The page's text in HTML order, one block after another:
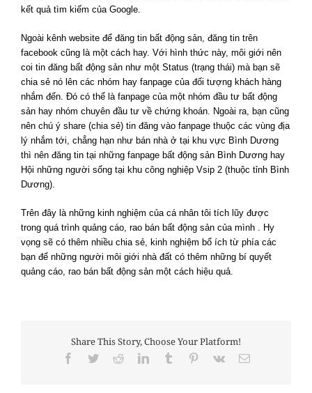
kết quả tìm kiếm của Google.
Ngoài kênh website để đăng tin bất động sản, đăng tin trên
facebook cũng là một cách hay. Với hình thức này, môi giới nên
coi tin đăng bất động sản như một Status (trạng thái) mà bạn sẽ
chia sẻ nó lên các nhóm hay fanpage của đối tượng khách hàng
nhắm đến. Đó có thể là fanpage của một nhóm đầu tư bất động
sản hay nhóm chuyên đầu tư về chứng khoán. Ngoài ra, bạn cũng
nên chú ý share (chia sẻ) tin đăng vào fanpage thuộc các vùng địa
lý nhắm tới, chẳng hạn như bán nhà ở tại khu vực Bình Dương
thì nên đăng tin tại những fanpage bất động sản Bình Dương hay
Hội những người sống tại khu công nghiệp Vsip 2 (thuộc tỉnh Bình
Dương).
Trên đây là những kinh nghiệm của cá nhân tôi tích lũy được
trong quá trình quảng cáo, rao bán bất động sản của mình . Hy
vọng sẽ có thêm nhiều chia sẻ, kinh nghiệm bổ ích từ phía các
bạn để những người môi giới nhà đất có thêm những bí quyết
quảng cáo, rao bán bất động sản một cách hiệu quả.
Share This Story, Choose Your Platform!
Facebook
TwitterRedditLinkedInTumblr Pinterest
Vk Email